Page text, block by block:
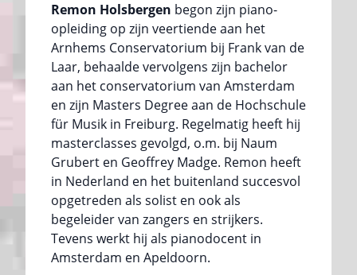
Remon Holsbergen begon zijn piano-
opleiding op zijn veertiende aan het
Arnhems Conservatorium bij Frank van de
Laar, behaalde vervolgens zijn bachelor
aan het conservatorium van Amsterdam
en zijn Masters Degree aan de Hochschule
für Musik in Freiburg. Regelmatig heeft hij
masterclasses gevolgd, o.m. bij Naum
Grubert en Geoffrey Madge. Remon heeft
in Nederland en het buitenland succesvol
opgetreden als solist en ook als
begeleider van zangers en strijkers.
Tevens werkt hij als pianodocent in
Amsterdam en Apeldoorn.